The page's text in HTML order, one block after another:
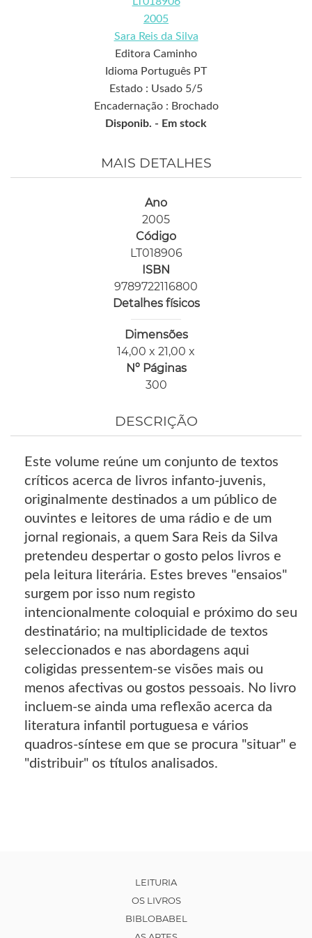
2005
Sara Reis da Silva
Editora Caminho
Idioma Português PT
Estado : Usado 5/5
Encadernação : Brochado
Disponib. - Em stock
MAIS DETALHES
Ano
2005
Código
LT018906
ISBN
9789722116800
Detalhes físicos
Dimensões
14,00 x 21,00 x
Nº Páginas
300
DESCRIÇÃO
Este volume reúne um conjunto de textos
críticos acerca de livros infanto-juvenis,
originalmente destinados a um público de
ouvintes e leitores de uma rádio e de um
jornal regionais, a quem Sara Reis da Silva
pretendeu despertar o gosto pelos livros e
pela leitura literária. Estes breves "ensaios"
surgem por isso num registo
intencionalmente coloquial e próximo do seu
destinatário; na multiplicidade de textos
seleccionados e nas abordagens aqui
coligidas pressentem-se visões mais ou
menos afectivas ou gostos pessoais. No livro
incluem-se ainda uma reflexão acerca da
literatura infantil portuguesa e vários
quadros-síntese em que se procura "situar" e
"distribuir" os títulos analisados.
LEITURIA
OS LIVROS
BIBLOBABEL